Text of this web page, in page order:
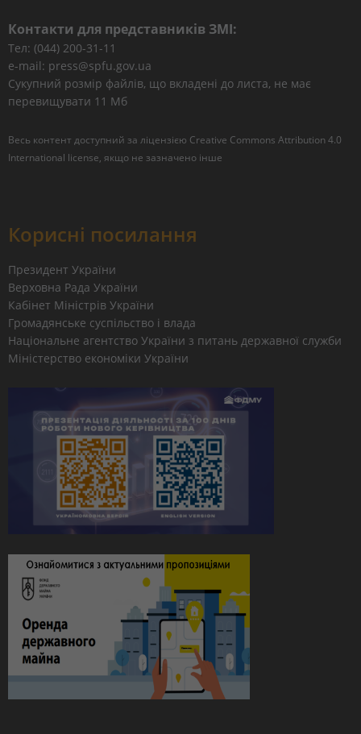
Контакти для представників ЗМІ:
Тел: (044) 200-31-11
e-mail: press@spfu.gov.ua
Сукупний розмір файлів, що вкладені до листа, не має
перевищувати 11 Мб
Весь контент доступний за ліцензією Creative Commons Attribution 4.0
International license, якщо не зазначено інше
Корисні посилання
Президент України
Верховна Рада України
Кабінет Міністрів України
Громадянське суспільство і влада
Національне агентство України з питань державної служби
Міністерство економіки України